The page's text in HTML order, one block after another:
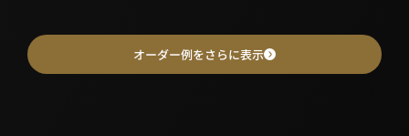
オーダー例をさらに表示